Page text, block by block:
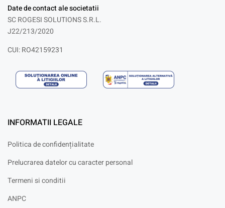
Date de contact ale societatii
SC ROGESI SOLUTIONS S.R.L.
J22/213/2020
CUI: RO42159231
INFORMATII LEGALE
Politica de confidențialitate
Prelucrarea datelor cu caracter personal
Termeni si conditii
ANPC